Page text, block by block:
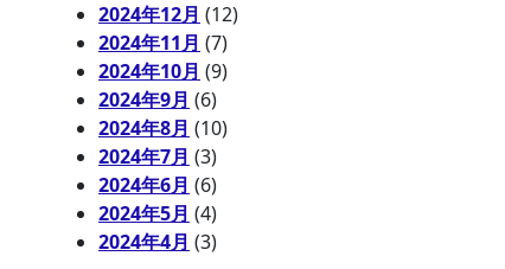
2024年12月 (12)
2024年11月 (7)
2024年10月 (9)
2024年9月 (6)
2024年8月 (10)
2024年7月 (3)
2024年6月 (6)
2024年5月 (4)
2024年4月 (3)